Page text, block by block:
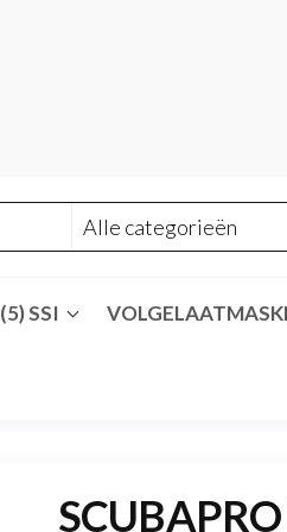
(5) SSI